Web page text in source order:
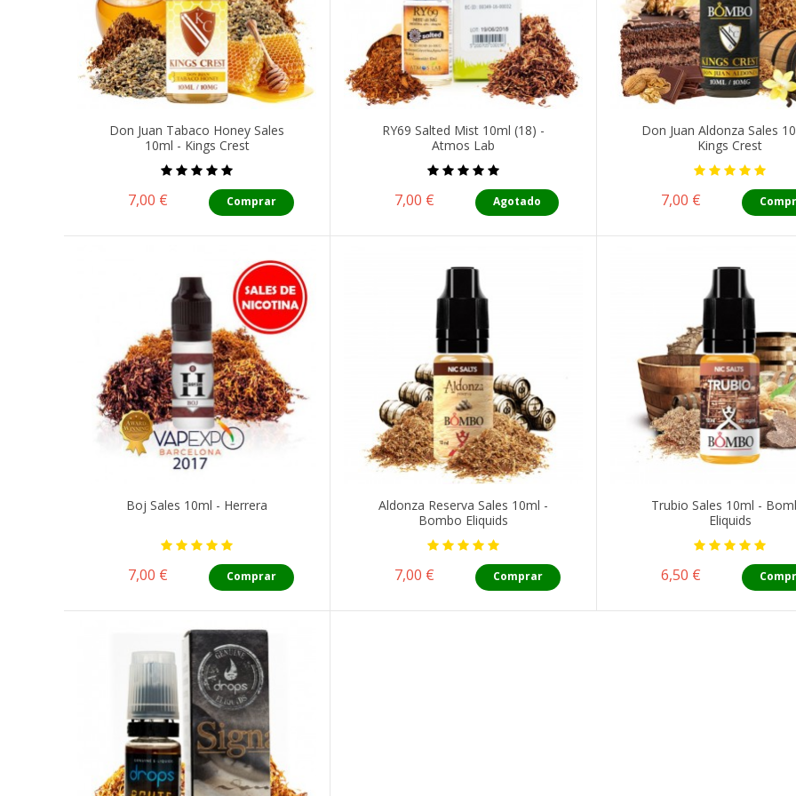
Don Juan Tabaco Honey Sales
10ml - Kings Crest
Precio
7,00 € Comprar
RY69 Salted Mist 10ml (18) -
Atmos Lab
Precio
7,00 € Agotado
Don Juan Aldonza Sales
Kings Crest
Precio
7,00 €
Boj Sales 10ml - Herrera
Precio
7,00 € Comprar
Aldonza Reserva Sales 10ml -
Bombo Eliquids
Precio
7,00 € Comprar
Trubio Sales 10ml -
Eliquids
Precio
6,50 €